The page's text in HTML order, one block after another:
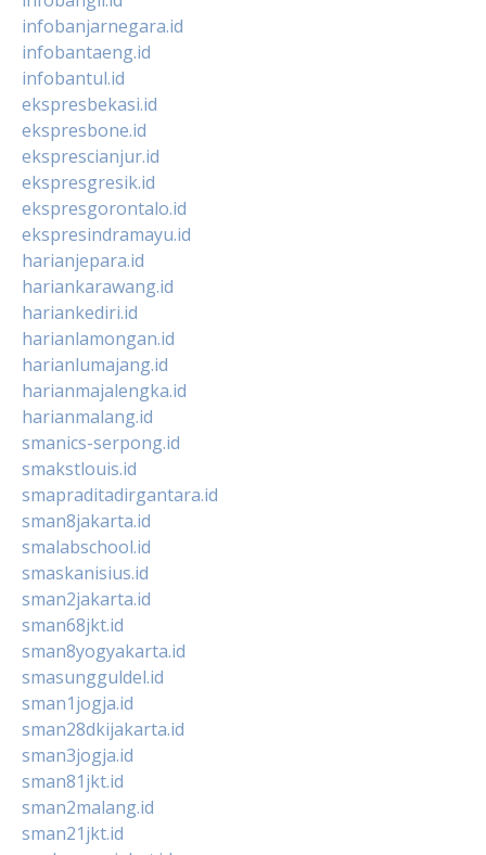
infobanjarnegara.id
infobantaeng.id
infobantul.id
ekspresbekasi.id
ekspresbone.id
eksprescianjur.id
ekspresgresik.id
ekspresgorontalo.id
ekspresindramayu.id
harianjepara.id
hariankarawang.id
hariankediri.id
harianlamongan.id
harianlumajang.id
harianmajalengka.id
harianmalang.id
smanics-serpong.id
smakstlouis.id
smapraditadirgantara.id
sman8jakarta.id
smalabschool.id
smaskanisius.id
sman2jakarta.id
sman68jkt.id
sman8yogyakarta.id
smasungguldel.id
sman1jogja.id
sman28dkijakarta.id
sman3jogja.id
sman81jkt.id
sman2malang.id
sman21jkt.id